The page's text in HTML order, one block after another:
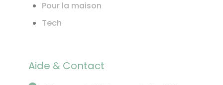
Pour la maison
Tech
Aide & Contact